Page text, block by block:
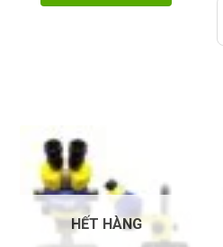
HẾT HÀNG